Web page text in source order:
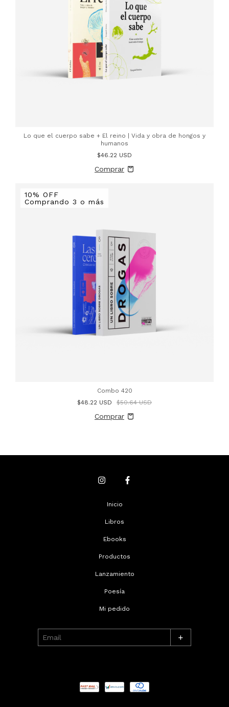
Lo que el cuerpo sabe + El reino | Vida y obra de hongos y
humanos
$46.22 USD
10% OFF
Comprando 3 o más
Combo 420
$48.22 USD
$50.64 USD
Inicio
Libros
Ebooks
Productos
Lanzamiento
Poesía
Mi pedido
+